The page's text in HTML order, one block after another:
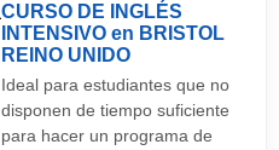
CURSO DE INGLÉS
INTENSIVO en BRISTOL
REINO UNIDO
Ideal para estudiantes que no
disponen de tiempo suficiente
para hacer un programa de